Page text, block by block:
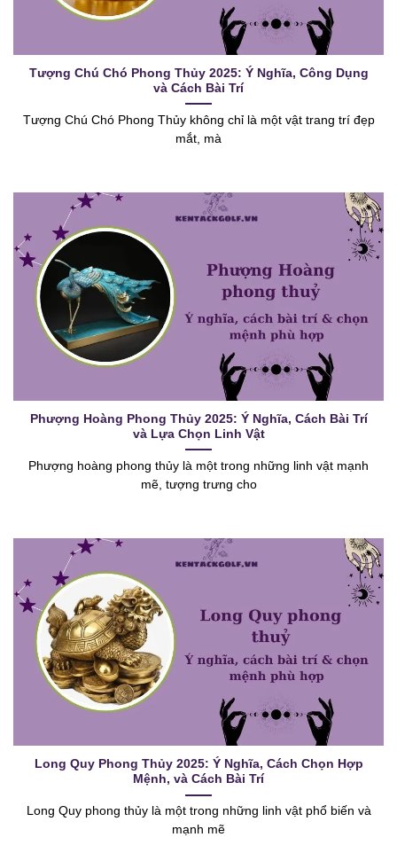
Tượng Chú Chó Phong Thủy 2025: Ý Nghĩa, Công Dụng
và Cách Bài Trí
Tượng Chú Chó Phong Thủy không chỉ là một vật trang trí đẹp
mắt, mà
Phượng Hoàng Phong Thủy 2025: Ý Nghĩa, Cách Bài Trí
và Lựa Chọn Linh Vật
Phượng hoàng phong thủy là một trong những linh vật mạnh
mẽ, tượng trưng cho
Long Quy Phong Thủy 2025: Ý Nghĩa, Cách Chọn Hợp
Mệnh, và Cách Bài Trí
Long Quy phong thủy là một trong những linh vật phổ biến và
mạnh mẽ